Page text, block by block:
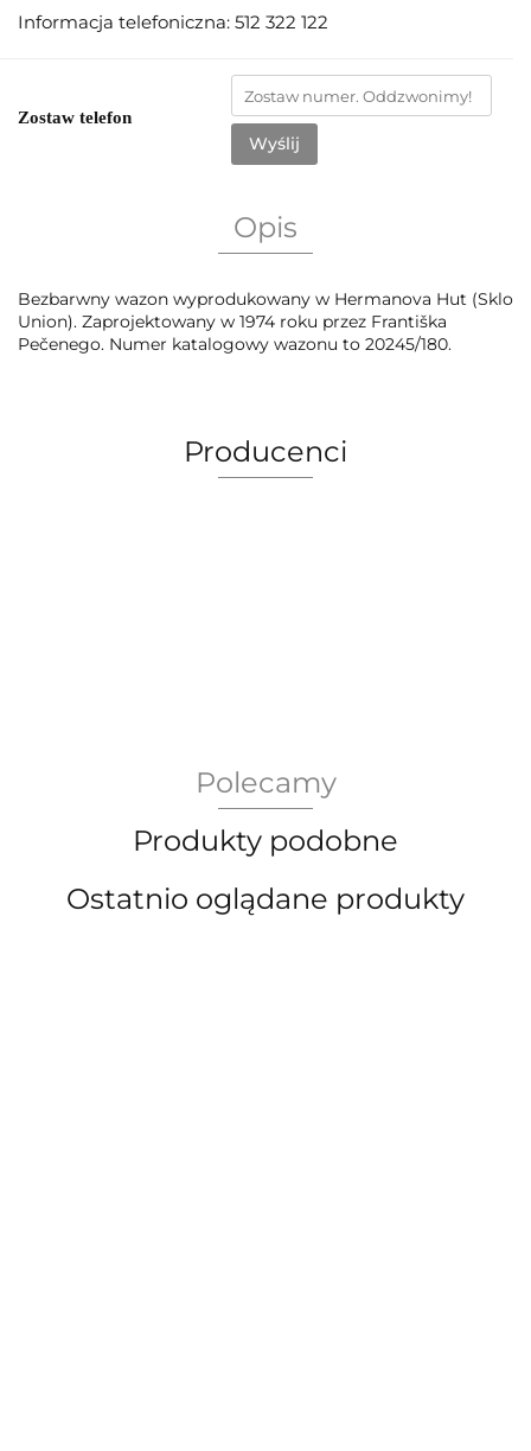
Informacja telefoniczna: 512 322 122
Zostaw telefon
Wyślij
Opis
Bezbarwny wazon wyprodukowany w Hermanova Hut (Sklo
Union). Zaprojektowany w 1974 roku przez Františka
Pečenego. Numer katalogowy wazonu to 20245/180.
Producenci
Bergdala Glasbruk
Polecamy
Produkty podobne
Ostatnio oglądane produkty